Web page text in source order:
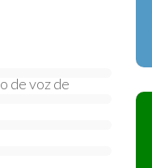
de voz de